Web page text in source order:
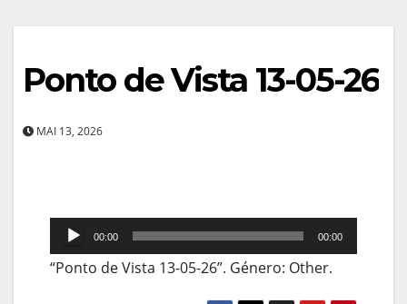
Ponto de Vista 13-05-26
MAI 13, 2026
Reprodutor
de
00:00 00:00
“Ponto de Vista 13-05-26”. Género: Other.